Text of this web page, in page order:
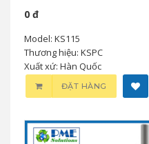
0 đ
Model: KS115
Thương hiệu: KSPC
Xuất xứ: Hàn Quốc
ĐẶT HÀNG